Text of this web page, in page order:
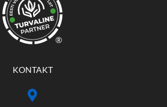
®
KONTAKT